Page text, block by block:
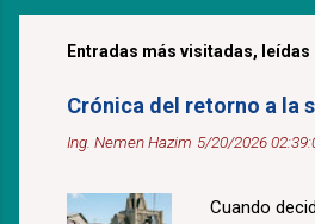
Entradas más visitadas,
Crónica del retorno a la
Ing. Nemen Hazim 5/20/2026
Cuando